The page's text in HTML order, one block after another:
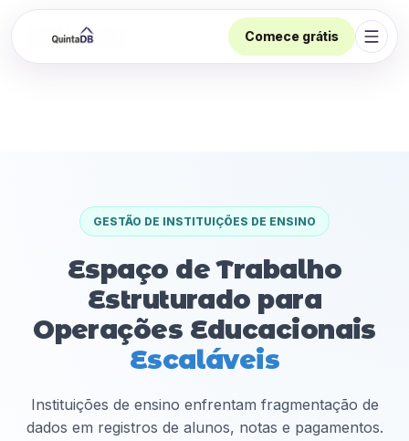
Comece grátis
Abrir
GESTÃO DE INSTITUIÇÕES DE ENSINO
Espaço de Trabalho
Estruturado para
Operações Educacionais
Escaláveis
Instituições de ensino enfrentam fragmentação de
dados em registros de alunos, notas e pagamentos.